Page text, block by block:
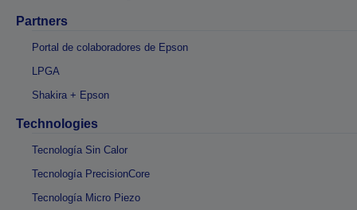
Partners
Portal de colaboradores de Epson
LPGA
Shakira + Epson
Technologies
Tecnología Sin Calor
Tecnología PrecisionCore
Tecnología Micro Piezo